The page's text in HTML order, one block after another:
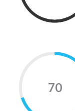
70